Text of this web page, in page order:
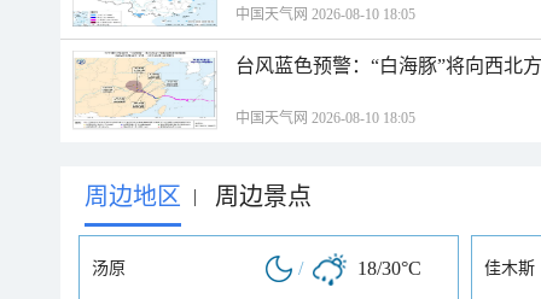
中国天气网 2026-08-10 18:05
台风蓝色预警：“白海豚”将向西北
中国天气网 2026-08-10 18:05
周边地区 | 周边景点
汤原 / 18/30°C 佳木斯